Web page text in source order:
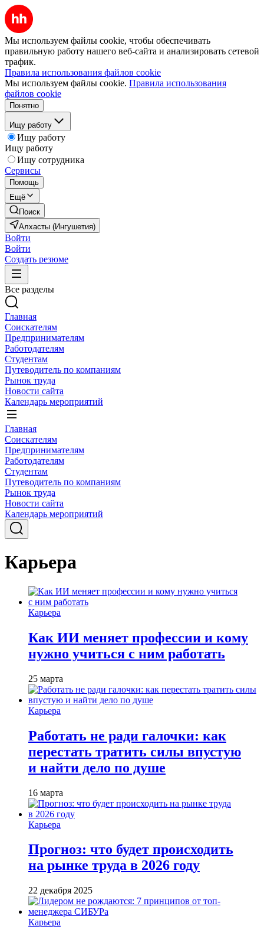
Мы используем файлы cookie, чтобы обеспечивать
правильную работу нашего веб-сайта и анализировать сетевой
трафик.
Правила использования файлов cookie
Мы используем файлы cookie. Правила использования
файлов cookie
Понятно
Ищу работу
Ищу работу
Ищу работу
Ищу сотрудника
Сервисы
Помощь
Ещё
Поиск
Алхасты (Ингушетия)
Войти
Войти
Создать резюме
Все разделы
Главная
Соискателям
Предпринимателям
Работодателям
Студентам
Путеводитель по компаниям
Рынок труда
Новости сайта
Календарь мероприятий
Главная
Соискателям
Предпринимателям
Работодателям
Студентам
Путеводитель по компаниям
Рынок труда
Новости сайта
Календарь мероприятий
Карьера
Карьера
Как ИИ меняет профессии и кому
нужно учиться с ним работать
25 марта
Карьера
Работать не ради галочки: как
перестать тратить силы впустую
и найти дело по душе
16 марта
Карьера
Прогноз: что будет происходить
на рынке труда в 2026 году
22 декабря 2025
Карьера